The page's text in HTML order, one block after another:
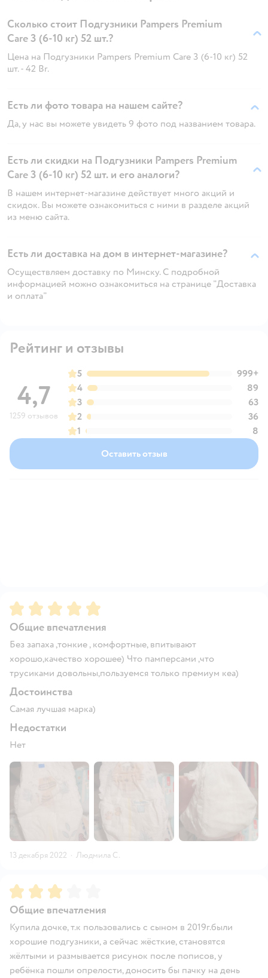
Сколько стоит Подгузники Pampers Premium
Care 3 (6-10 кг) 52 шт.?
Цена на Подгузники Pampers Premium Care 3 (6-10 кг) 52
шт. - 42 Br.
Есть ли фото товара на нашем сайте?
Да, у нас вы можете увидеть 9 фото под названием товара.
Есть ли скидки на Подгузники Pampers Premium
Care 3 (6-10 кг) 52 шт. и его аналоги?
В нашем интернет-магазине действует много акций и
скидок. Вы можете ознакомиться с ними в разделе акций
из меню сайта.
Есть ли доставка на дом в интернет-магазине?
Осуществляем доставку по Минску. С подробной
информацией можно ознакомиться на странице "Доставка
и оплата"
Рейтинг и отзывы
4,7
1259 отзывов
5
999+
4
89
3
63
2
36
1
8
Оставить отзыв
Рейтинг:5
Общие впечатления
Без запаха ,тонкие , комфортные, впитывают
хорошо,качество хорошее) Что памперсами ,что
трусиками довольны,пользуемся только премиум кеа)
Достоинства
Самая лучшая марка)
Недостатки
Нет
13 декабря 2022 · Людмила С.
Рейтинг:3
Общие впечатления
Купила дочке, т.к пользовались с сыном в 2019г.были
хорошие подгузники, а сейчас жёсткие, становятся
жёлтыми и размывается рисунок после пописов, у
ребёнка пошли опрелости, доносить бы пачку на день